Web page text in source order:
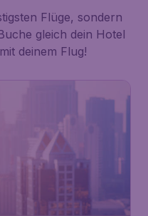
Flüge, sondern
gleich dein Hotel
deinem Flug!